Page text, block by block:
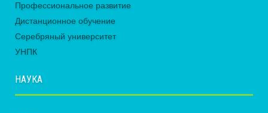
Профессиональное развитие
Дистанционное обучение
Серебряный университет
УНПК
НАУКА